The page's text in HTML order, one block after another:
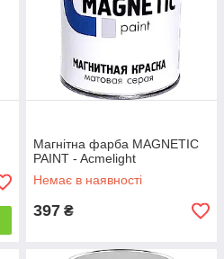
Магнітна фарба MAGNETIC
PAINT - Acmelight
Немає в наявності
397 ₴